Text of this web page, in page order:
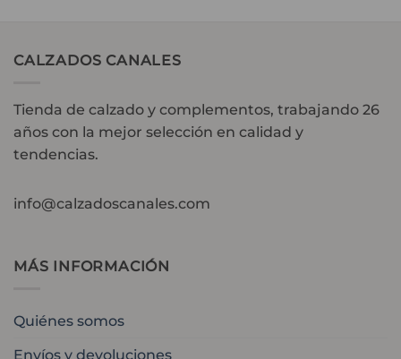
CALZADOS CANALES
Tienda de calzado y complementos, trabajando 26
años con la mejor selección en calidad y
tendencias.
info@calzadoscanales.com
MÁS INFORMACIÓN
Quiénes somos
Envíos y devoluciones